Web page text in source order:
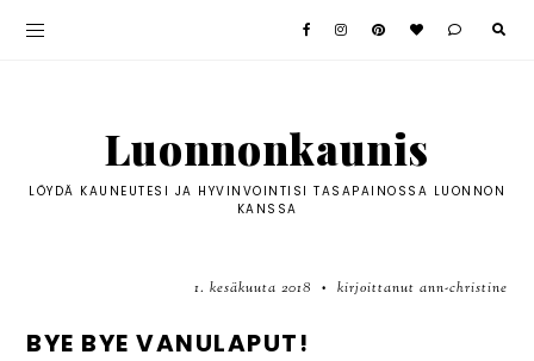
Luonnonkaunis
LÖYDÄ KAUNEUTESI JA HYVINVOINTISI TASAPAINOSSA LUONNON
KANSSA
1. kesäkuuta 2018 • kirjoittanut ann-christine
BYE BYE VANULAPUT!